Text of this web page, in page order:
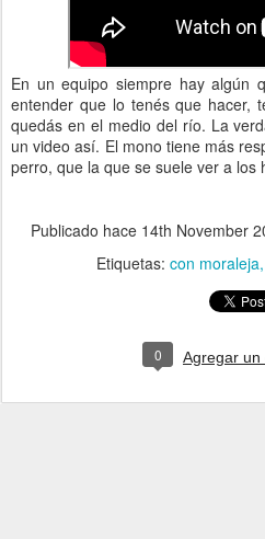
En un equipo siempre hay algún
entender que lo tenés que hacer,
quedás en el medio del río. La
un video así. El mono tiene más
perro, que la que se suele ver a los
Publicado hace 14th November
Etiquetas: con moraleja
0 Agregar un